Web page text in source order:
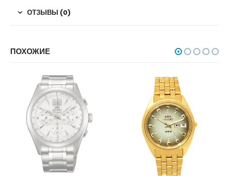
ОТЗЫВЫ (0)
ПОХОЖИЕ
НЕТ В НАЛИЧИИ